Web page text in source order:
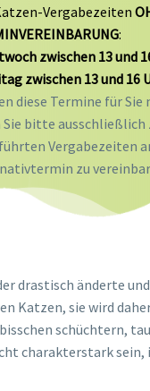
Vergabezeiten
:
zwischen 13 und
zwischen 13 und 16
diese Termine für
Sie bitte ausschließlich
Vergabezeiten
zu
drastisch änderte
Katzen, sie wird
schüchtern,
charakterstark